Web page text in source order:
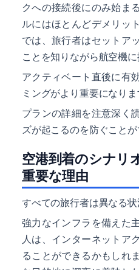
クへの接続後にのみ始ま
ルにはほとんどデメリッ
では、旅行者はセットア
ことを知りながら航空機に
アクティベート直後に有
ミングがより重要になりま
プランの詳細を注意深く
ズが起こるのを防ぐことが
空港到着のシナリ
重要な理由
すべての旅行者は異なる状
強力なインフラを備えた
人は、インターネットア
ることができるかもしれ